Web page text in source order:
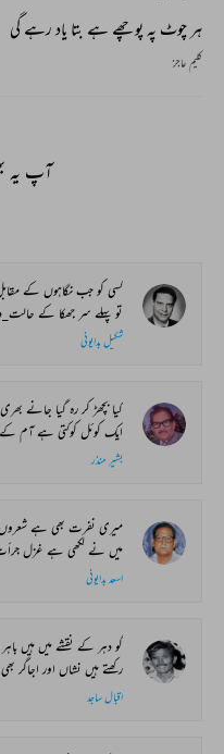
ہر چوٹ پہ پوچھے ہے بتا یاد رہے گی
کلیم عاجز
آپ یہ
کسی کو جب نگاہوں کے
تو پہلے سر جھکا کے
شکیل بدایونی
کیا بچھڑ کر رہ گیا جانے
ایک کوئل کوکتی ہے آم
بشیر منذر
میری نفرت بھی ہے
میں نے لکھی ہے غزل
اسعد بدایونی
گو دہر کے نقشے میں ہیں
رکھتے ہیں نشاں اور اجاگر
اقبال ساجد